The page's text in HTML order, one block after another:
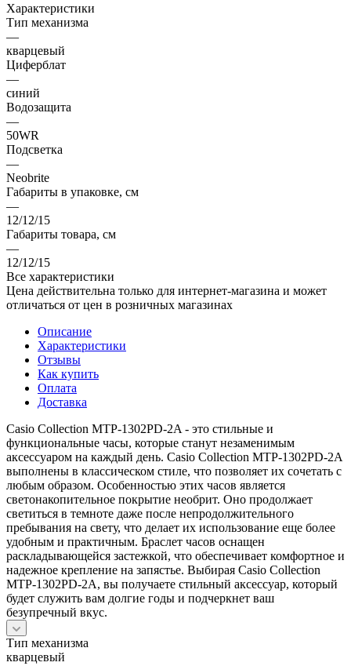
Характеристики
Тип механизма
—
кварцевый
Циферблат
—
синий
Водозащита
—
50WR
Подсветка
—
Neobrite
Габариты в упаковке, см
—
12/12/15
Габариты товара, см
—
12/12/15
Все характеристики
Цена действительна только для интернет-магазина и может
отличаться от цен в розничных магазинах
Описание
Характеристики
Отзывы
Как купить
Оплата
Доставка
Casio Collection MTP-1302PD-2A - это стильные и
функциональные часы, которые станут незаменимым
аксессуаром на каждый день. Casio Collection MTP-1302PD-2A
выполнены в классическом стиле, что позволяет их сочетать с
любым образом. Особенностью этих часов является
светонакопительное покрытие необрит. Оно продолжает
светиться в темноте даже после непродолжительного
пребывания на свету, что делает их использование еще более
удобным и практичным. Браслет часов оснащен
раскладывающейся застежкой, что обеспечивает комфортное и
надежное крепление на запястье. Выбирая Casio Collection
MTP-1302PD-2A, вы получаете стильный аксессуар, который
будет служить вам долгие годы и подчеркнет ваш
безупречный вкус.
Тип механизма
кварцевый